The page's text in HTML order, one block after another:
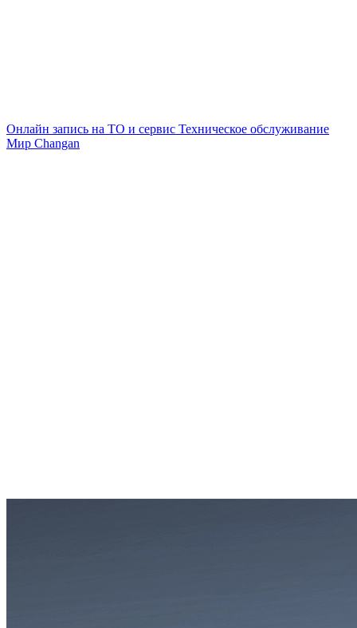
Онлайн запись на ТО и сервис Техническое обслуживание
Мир Changan